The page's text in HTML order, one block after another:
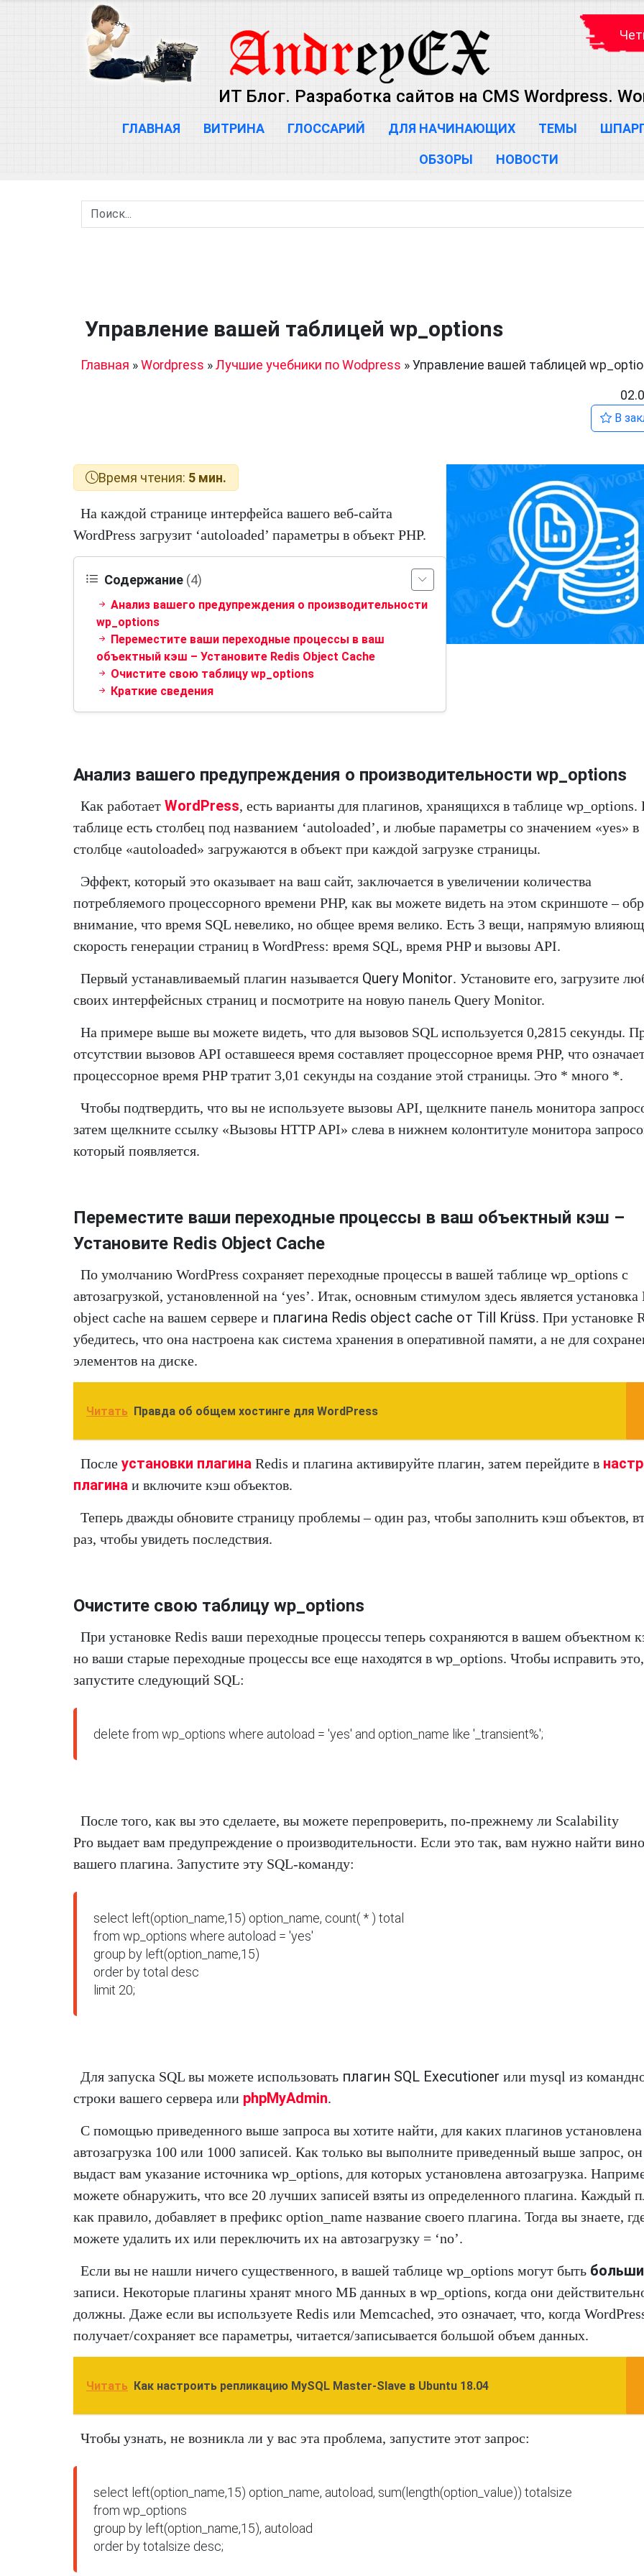
ИТ Блог. Разработка сайтов на CMS Wordpress.
ГЛАВНАЯ ВИТРИНА ГЛОССАРИЙ ДЛЯ НАЧИНАЮЩИХ ТЕМЫ
ОБЗОРЫ НОВОСТИ
Управление вашей таблицей wp_options
Главная »Wordpress »Лучшие учебники по Wodpress »Управление вашей таблицей
В
Время чтения: 5 мин.
На каждой странице интерфейса вашего веб-сайта
WordPress загрузит ‘autoloaded’ параметры в объект PHP.
Содержание (4)
Анализ вашего предупреждения о производительности
wp_options
Переместите ваши переходные процессы в ваш
объектный кэш – Установите Redis Object Cache
Очистите свою таблицу wp_options
Краткие сведения
Анализ вашего предупреждения о производительности wp_options
Как работает WordPress, есть варианты для плагинов, хранящихся в таблице wp_options.
таблице есть столбец под названием ‘autoloaded’, и любые параметры со значением «yes» в
столбце «autoloaded» загружаются в объект при каждой загрузке страницы.
Эффект, который это оказывает на ваш сайт, заключается в увеличении количества
потребляемого процессорного времени PHP, как вы можете видеть на этом скриншоте –
внимание, что время SQL невелико, но общее время велико. Есть 3 вещи, напрямую
скорость генерации страниц в WordPress: время SQL, время PHP и вызовы API.
Первый устанавливаемый плагин называется Query Monitor. Установите его, загрузите
своих интерфейсных страниц и посмотрите на новую панель Query Monitor.
На примере выше вы можете видеть, что для вызовов SQL используется 0,2815 секунды.
отсутствии вызовов API оставшееся время составляет процессорное время PHP, что
процессорное время PHP тратит 3,01 секунды на создание этой страницы. Это * много *.
Чтобы подтвердить, что вы не используете вызовы API, щелкните панель монитора
затем щелкните ссылку «Вызовы HTTP API» слева в нижнем колонтитуле монитора
который появляется.
Переместите ваши переходные процессы в ваш объектный кэш –
Установите Redis Object Cache
По умолчанию WordPress сохраняет переходные процессы в вашей таблице wp_options с
автозагрузкой, установленной на ‘yes’. Итак, основным стимулом здесь является установка
object cache на вашем сервере и плагина Redis object cache от Till Krüss. При установке
убедитесь, что она настроена как система хранения в оперативной памяти, а не для
элементов на диске.
Читать Правда об общем хостинге для WordPress
После установки плагина Redis и плагина активируйте плагин, затем перейдите в
плагина и включите кэш объектов.
Теперь дважды обновите страницу проблемы – один раз, чтобы заполнить кэш объектов,
раз, чтобы увидеть последствия.
Очистите свою таблицу wp_options
При установке Redis ваши переходные процессы теперь сохраняются в вашем объектном
но ваши старые переходные процессы все еще находятся в wp_options. Чтобы исправить это,
запустите следующий SQL:
delete from wp_options where autoload = 'yes' and option_name like '_transient%';
После того, как вы это сделаете, вы можете перепроверить, по-прежнему ли Scalability
Pro выдает вам предупреждение о производительности. Если это так, вам нужно найти
вашего плагина. Запустите эту SQL-команду:
select left(option_name,15) option_name, count( * ) total
from wp_options where autoload = 'yes'
group by left(option_name,15)
order by total desc
limit 20;
Для запуска SQL вы можете использовать плагин SQL Executioner или mysql из
строки вашего сервера или phpMyAdmin.
С помощью приведенного выше запроса вы хотите найти, для каких плагинов установлена
автозагрузка 100 или 1000 записей. Как только вы выполните приведенный выше запрос, он
выдаст вам указание источника wp_options, для которых установлена автозагрузка.
можете обнаружить, что все 20 лучших записей взяты из определенного плагина. Каждый
как правило, добавляет в префикс option_name название своего плагина. Тогда вы знаете,
можете удалить их или переключить их на автозагрузку = ‘no’.
Если вы не нашли ничего существенного, в вашей таблице wp_options могут быть
записи. Некоторые плагины хранят много МБ данных в wp_options, когда они
должны. Даже если вы используете Redis или Memcached, это означает, что, когда
получает/сохраняет все параметры, читается/записывается большой объем данных.
Читать Как настроить репликацию MySQL Master-Slave в Ubuntu 18.04
Чтобы узнать, не возникла ли у вас эта проблема, запустите этот запрос:
select left(option_name,15) option_name, autoload, sum(length(option_value)) totalsize
from wp_options
group by left(option_name,15), autoload
order by totalsize desc;